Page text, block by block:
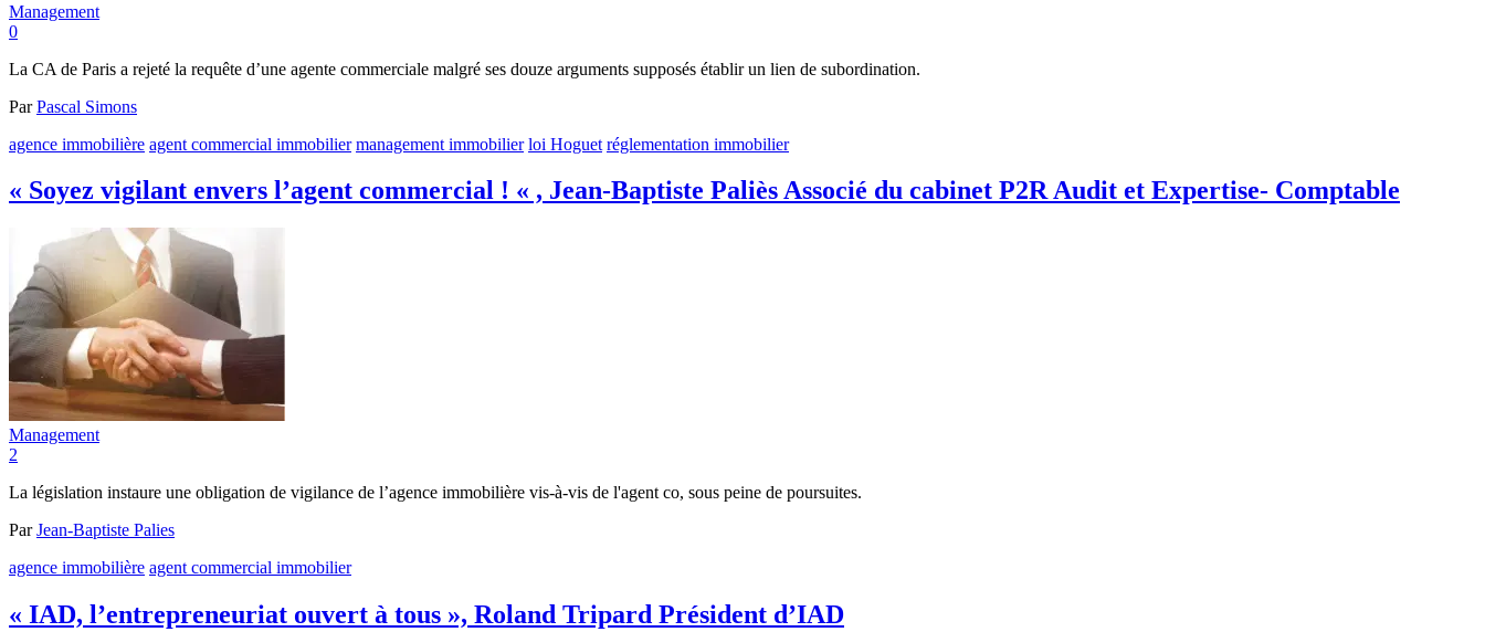
Management
0
La CA de Paris a rejeté la requête d’une agente commerciale malgré ses douze arguments supposés établir un lien de subordination.
ParPascal Simons
agence immobilière agent commercial immobilier management immobilier loi Hoguet réglementation immobilier
« Soyez vigilant envers l’agent commercial ! « , Jean-Baptiste Paliès Associé du cabinet P2R Audit et Expertise- Comptable
Management
2
La législation instaure une obligation de vigilance de l’agence immobilière vis-à-vis de l'agent co, sous peine de poursuites.
ParJean-Baptiste Palies
agence immobilière agent commercial immobilier
« IAD, l’entrepreneuriat ouvert à tous », Roland Tripard Président d’IAD